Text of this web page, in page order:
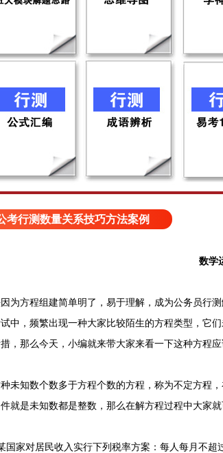
考行测数量关系技巧方法案例
数学运
方程组建简单明了，易于理解，成为公务员行测
中，频繁出现一种大家比较陌生的方程类型，它
，那么今天，小编就来带大家来看一下这种方程应
知数个数多于方程个数的方程，称为不定方程，
就是未知数都是整数，那么在解方程过程中大家
家对居民收入实行下列税率方案：每人每月不超